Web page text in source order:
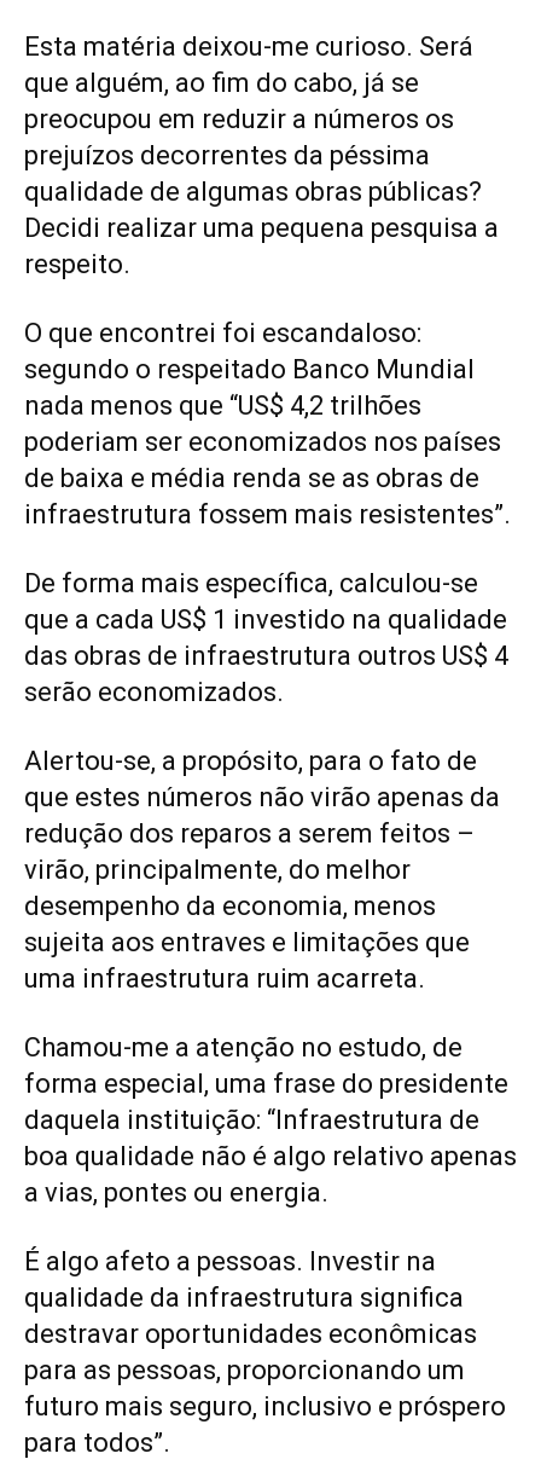
Esta matéria deixou-me curioso. Será
que alguém, ao fim do cabo, já se
preocupou em reduzir a números os
prejuízos decorrentes da péssima
qualidade de algumas obras públicas?
Decidi realizar uma pequena pesquisa a
respeito.
O que encontrei foi escandaloso:
segundo o respeitado Banco Mundial
nada menos que “US$ 4,2 trilhões
poderiam ser economizados nos países
de baixa e média renda se as obras de
infraestrutura fossem mais resistentes”.
De forma mais específica, calculou-se
que a cada US$ 1 investido na qualidade
das obras de infraestrutura outros US$ 4
serão economizados.
Alertou-se, a propósito, para o fato de
que estes números não virão apenas da
redução dos reparos a serem feitos –
virão, principalmente, do melhor
desempenho da economia, menos
sujeita aos entraves e limitações que
uma infraestrutura ruim acarreta.
Chamou-me a atenção no estudo, de
forma especial, uma frase do presidente
daquela instituição: “Infraestrutura de
boa qualidade não é algo relativo apenas
a vias, pontes ou energia.
É algo afeto a pessoas. Investir na
qualidade da infraestrutura significa
destravar oportunidades econômicas
para as pessoas, proporcionando um
futuro mais seguro, inclusivo e próspero
para todos”.